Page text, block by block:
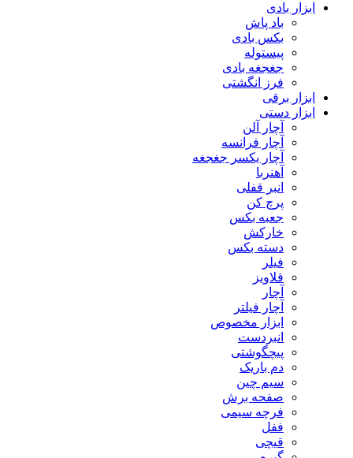
ابزار بادی
باد پاش
بکس بادی
پیستوله
جغجغه بادی
فرز انگشتی
ابزار برقی
ابزار دستی
آچار آلن
آچار فرانسه
آچار یکسر جغجغه
آهنربا
انبر قفلی
پرچ کن
جعبه بکس
خارکش
دسته بکس
فیلر
قلاویز
آچار
آچار فیلتر
ابزار مخصوص
انبردست
پیچگوشتی
دم باریک
سیم چین
صفحه برش
فرچه سیمی
ففل
قیچی